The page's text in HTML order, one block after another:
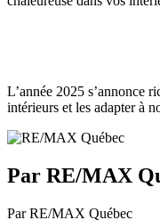
L’année 2025 s’annonce
intérieurs et les adapter à
Par RE/MAX
Par RE/MAX Québec